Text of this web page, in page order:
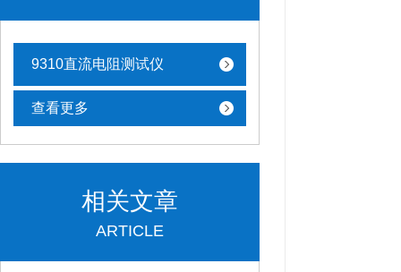
9310直流电阻测试仪
查看更多
相关文章
ARTICLE